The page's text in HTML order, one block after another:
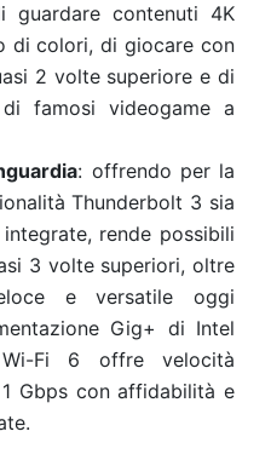
guardare contenuti 4K
di colori, di giocare con
2 volte superiore e di
famosi videogame a
: offrendo per la
Thunderbolt 3 sia
rende possibili
3 volte superiori, oltre
e versatile oggi
Gig+ di Intel
Fi 6 offre velocità
Gbps con affidabilità e